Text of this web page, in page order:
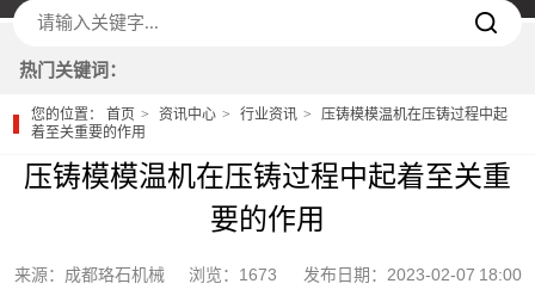
热门关键词：
您的位置：首页 资讯中心 行业资讯
压铸模模温机在压铸过程中起
着至关重要的作用
压铸模模温机在压铸过程中起着至关重
要的作用
来源：成都珞石机械 浏览：1673 发布日期：2023-02-07 18:00